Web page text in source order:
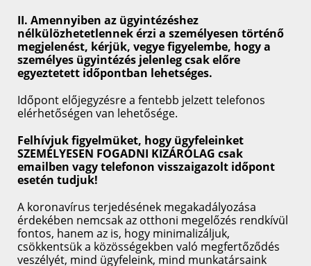
Felügyeleti szerv
Szabályzatok
Nyomtatványok
Hirdetmények
FONTOS TUDNIVALÓK
II. Amennyiben az ügyintézéshez
nélkülözhetetlennek érzi a személyesen történő
megjelenést, kérjük, vegye figyelembe, hogy a
személyes ügyintézés jelenleg csak előre
egyeztetett időpontban lehetséges.
Időpont előjegyzésre a fentebb jelzett telefonos
elérhetőségen van lehetősége.
Felhívjuk figyelmüket, hogy ügyfeleinket
SZEMÉLYESEN FOGADNI KIZÁRÓLAG csak
emailben vagy telefonon visszaigazolt időpont
esetén tudjuk!
A koronavírus terjedésének megakadályozása
érdekében nemcsak az otthoni megelőzés rendkívül
fontos, hanem az is, hogy minimalizáljuk,
csökkentsük a közösségekben való megfertőződés
veszélyét, mind ügyfeleink, mind munkatársaink